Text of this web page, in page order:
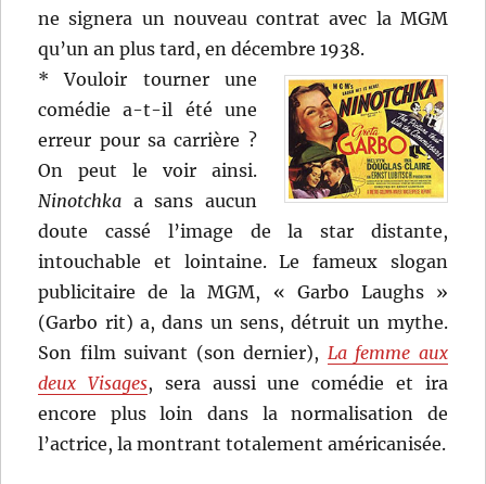
ne signera un nouveau contrat avec la MGM
qu’un an plus tard, en décembre 1938.
* Vouloir tourner une
comédie a-t-il été une
erreur pour sa carrière ?
On peut le voir ainsi.
Ninotchka a sans aucun
doute cassé l’image de la star distante,
intouchable et lointaine. Le fameux slogan
publicitaire de la MGM, « Garbo Laughs »
(Garbo rit) a, dans un sens, détruit un mythe.
Son film suivant (son dernier), La femme aux
deux Visages, sera aussi une comédie et ira
encore plus loin dans la normalisation de
l’actrice, la montrant totalement américanisée.